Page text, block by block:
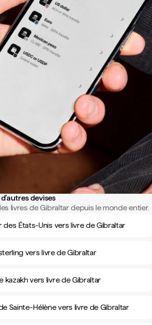
devises
livres de Gibraltar depuis le monde entier.
des États-Unis vers livre de Gibraltar
vers livre de Gibraltar
kazakh vers livre de Gibraltar
Sainte-Hélène vers livre de Gibraltar